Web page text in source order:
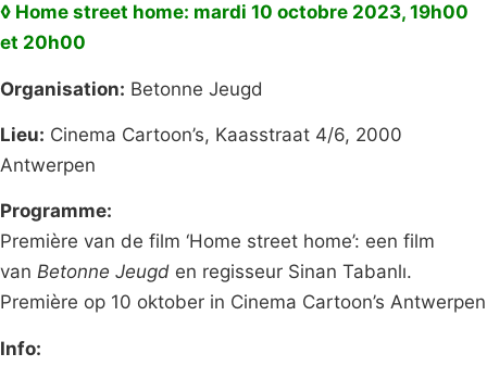
◊ Home street home: mardi 10 octobre 2023, 19h00
et 20h00
Organisation: Betonne Jeugd
Lieu: Cinema Cartoon’s, Kaasstraat 4/6, 2000
Antwerpen
Programme:
Première van de film ‘Home street home’: een film
van Betonne Jeugd en regisseur Sinan Tabanlı.
Première op 10 oktober in Cinema Cartoon’s Antwerpen
Info: